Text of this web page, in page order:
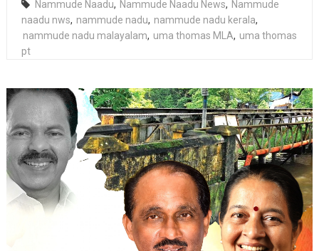
Nammude Naadu, Nammude Naadu News, Nammude
naadu nws, nammude nadu, nammude nadu kerala,
nammude nadu malayalam, uma thomas MLA, uma thomas
pt